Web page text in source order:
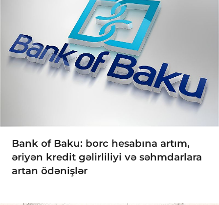
Bank of Baku: borc hesabına artım,
əriyən kredit gəlirliliyi və səhmdarlara
artan ödənişlər